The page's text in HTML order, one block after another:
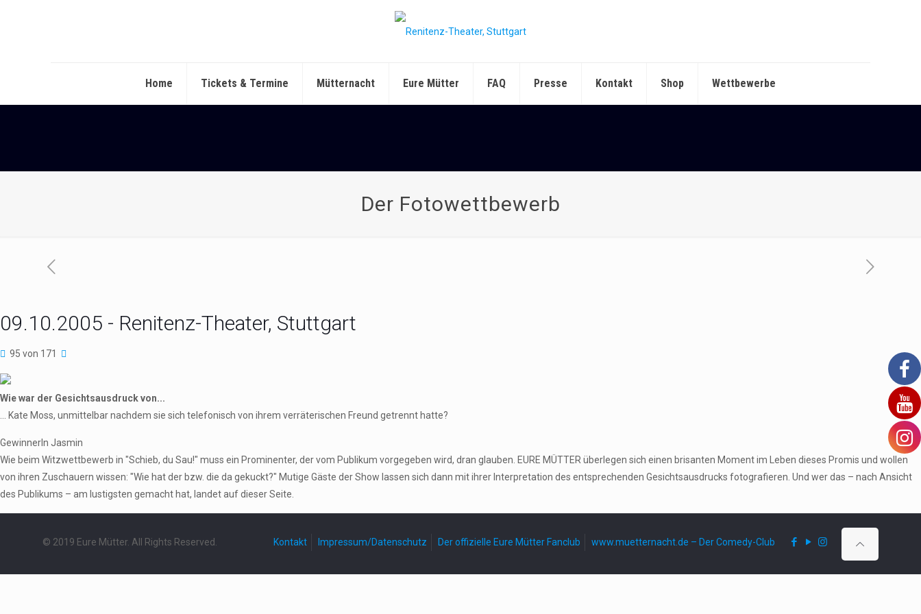
Home Tickets & Termine Mütternacht Eure Mütter FAQ Presse Kontakt Shop Wettbewerbe
Der Fotowettbewerb
09.10.2005 - Renitenz-Theater, Stuttgart
95 von 171
Wie war der Gesichtsausdruck von...
... Kate Moss, unmittelbar nachdem sie sich telefonisch von ihrem verräterischen Freund getrennt hatte?
GewinnerIn Jasmin
Wie beim Witzwettbewerb in "Schieb, du Sau!" muss ein Prominenter, der vom Publikum vorgegeben wird, dran glauben. EURE MÜTTER überlegen sich einen brisanten Moment im Leben dieses Promis und wollen
von ihren Zuschauern wissen: "Wie hat der bzw. die da gekuckt?" Mutige Gäste der Show lassen sich dann mit ihrer Interpretation des entsprechenden Gesichtsausdrucks fotografieren. Und wer das – nach Ansicht
des Publikums – am lustigsten gemacht hat, landet auf dieser Seite.
© 2019 Eure Mütter. All Rights Reserved. Kontakt Impressum/Datenschutz Der offizielle Eure Mütter Fanclub www.muetternacht.de – Der Comedy-Club